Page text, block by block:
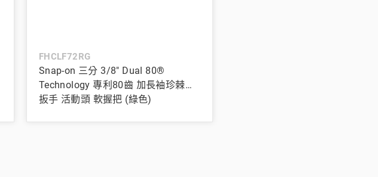
FHCLF72RG
Snap-on 三分 3/8" Dual 80®
Technology 專利80齒 加長袖珍棘輪
扳手 活動頭 軟握把 (綠色)